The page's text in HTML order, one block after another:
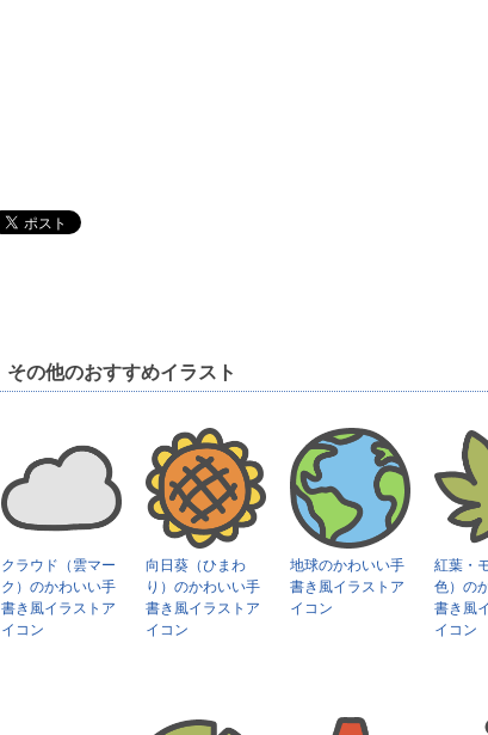
その他のおすすめイラスト
クラウド（雲マー
ク）のかわいい手
書き風イラストア
イコン
向日葵（ひまわ
り）のかわいい手
書き風イラストア
イコン
地球のかわいい手
書き風イラストア
イコン
紅葉・
色）の
書き風
イコン